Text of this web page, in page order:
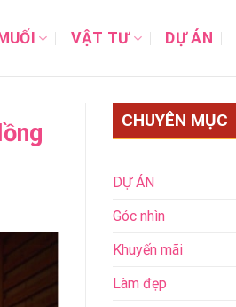
VẬT TƯ DỰ ÁN
CHUYÊN MỤC
DỰ ÁN
Góc nhìn
Khuyến mãi
Làm đẹp